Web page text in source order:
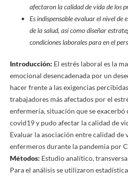
afectaron la calidad de vida de los
Es indispensable evaluar el nivel de
de la salud, así como diseñar
condiciones laborales para en el
Introducción: El estrés laboral es la
emocional desencadenada por un
hacer frente a las exigencias
trabajadores más afectados por el
enfermería, situación que se
covid19 y pudo afectar la calidad de
Evaluar la asociación entre calidad de
enfermeros durante la pandemia por
Métodos: Estudio analítico,
Para el análisis se utilizaron